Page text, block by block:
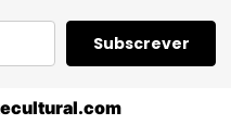
Subscrever